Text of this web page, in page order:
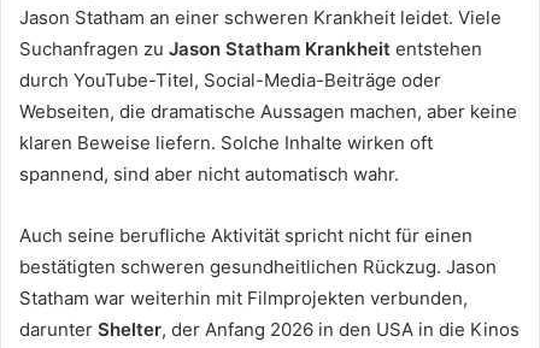
Jason Statham an einer schweren Krankheit leidet. Viele
Suchanfragen zu Jason Statham Krankheit entstehen
durch YouTube-Titel, Social-Media-Beiträge oder
Webseiten, die dramatische Aussagen machen, aber keine
klaren Beweise liefern. Solche Inhalte wirken oft
spannend, sind aber nicht automatisch wahr.
Auch seine berufliche Aktivität spricht nicht für einen
bestätigten schweren gesundheitlichen Rückzug. Jason
Statham war weiterhin mit Filmprojekten verbunden,
darunter Shelter, der Anfang 2026 in den USA in die Kinos